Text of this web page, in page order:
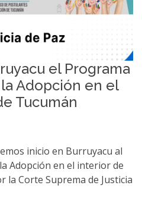
el Programa
Adopción en el
Tucumán
inicio en Burruyacu al
Adopción en el interior de
la Corte Suprema de Justicia